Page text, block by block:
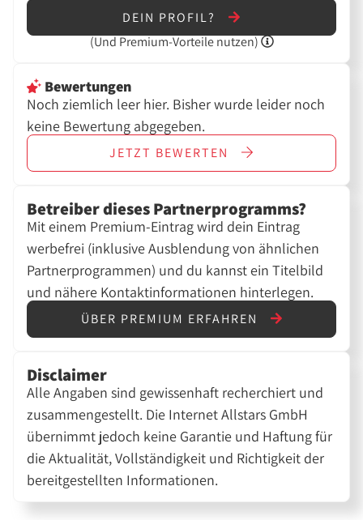
DEIN PROFIL?
(Und Premium-Vorteile nutzen)
Bewertungen
Noch ziemlich leer hier. Bisher wurde leider noch
keine Bewertung abgegeben.
JETZT BEWERTEN
Betreiber dieses Partnerprogramms?
Mit einem Premium-Eintrag wird dein Eintrag
werbefrei (inklusive Ausblendung von ähnlichen
Partnerprogrammen) und du kannst ein Titelbild
und nähere Kontaktinformationen hinterlegen.
ÜBER PREMIUM ERFAHREN
Disclaimer
Alle Angaben sind gewissenhaft recherchiert und
zusammengestellt. Die Internet Allstars GmbH
übernimmt jedoch keine Garantie und Haftung für
die Aktualität, Vollständigkeit und Richtigkeit der
bereitgestellten Informationen.